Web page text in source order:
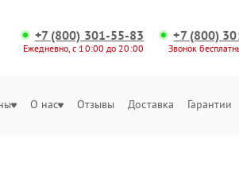
+7 (800) 301-55-83
Ежедневно, с 10:00 до 20:00
+7 (800)
Звонок
О нас Отзывы Доставка Гарантии